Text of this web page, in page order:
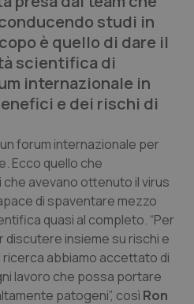
studi in
è quello di dare il
scientifica di
internazionale in
e dei rischi di
forum internazionale per
Ecco quello che
avevano ottenuto il virus
di spaventare mezzo
quasi al completo. “Per
insieme su rischi e
abbiamo accettato di
lavoro che possa portare
patogeni”, così Ron